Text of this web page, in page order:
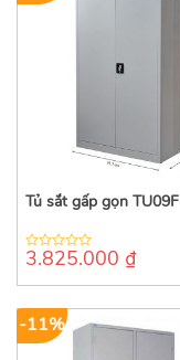
Tủ sắt gấp gọn TU09F
0
of
3.825.000 ₫
-11%